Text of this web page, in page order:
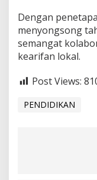
Dengan
menyongsong
semangat
kearifan lokal.
Post Views:
PENDIDIKAN